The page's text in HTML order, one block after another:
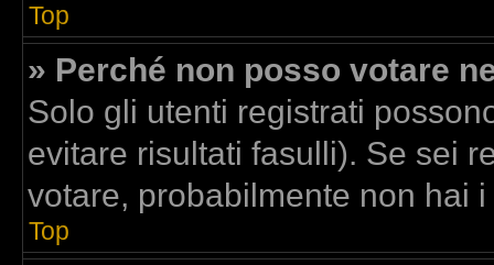
Top
» Perché non posso votare
Solo gli utenti registrati
evitare risultati fasulli). Se sei
votare, probabilmente non hai
Top